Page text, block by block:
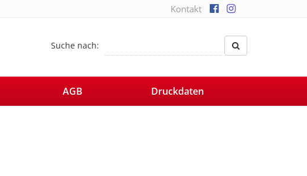
Kontakt
Suche nach:
AGB Druckdaten